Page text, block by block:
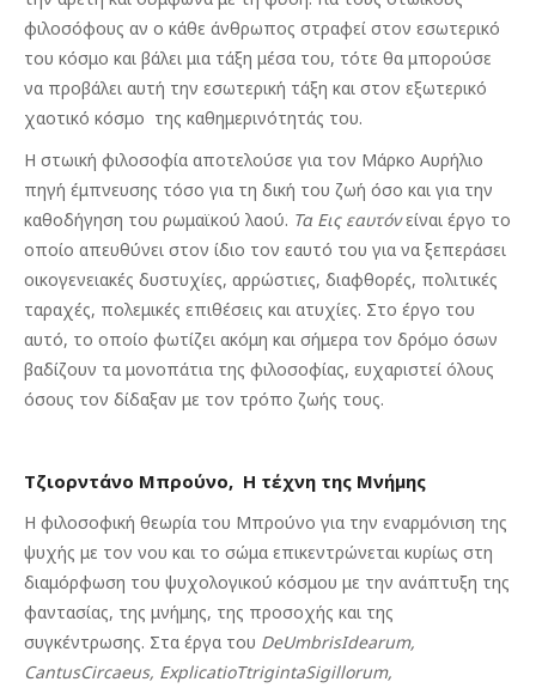
φιλοσόφους αν ο κάθε άνθρωπος στραφεί στον εσωτερικό
του κόσμο και βάλει μια τάξη μέσα του, τότε θα μπορούσε
να προβάλει αυτή την εσωτερική τάξη και στον εξωτερικό
χαοτικό κόσμο της καθημερινότητάς του.
Η στωική φιλοσοφία αποτελούσε για τον Μάρκο Αυρήλιο
πηγή έμπνευσης τόσο για τη δική του ζωή όσο και για την
καθοδήγηση του ρωμαϊκού λαού. Τα Εις εαυτόνείναι έργο το
οποίο απευθύνει στον ίδιο τον εαυτό του για να ξεπεράσει
οικογενειακές δυστυχίες, αρρώστιες, διαφθορές, πολιτικές
ταραχές, πολεμικές επιθέσεις και ατυχίες. Στο έργο του
αυτό, το οποίο φωτίζει ακόμη και σήμερα τον δρόμο όσων
βαδίζουν τα μονοπάτια της φιλοσοφίας, ευχαριστεί όλους
όσους τον δίδαξαν με τον τρόπο ζωής τους.
Τζιορντάνο Μπρούνο, Η τέχνη της Μνήμης
Η φιλοσοφική θεωρία του Μπρούνο για την εναρμόνιση της
ψυχής με τον νου και το σώμα επικεντρώνεται κυρίως στη
διαμόρφωση του ψυχολογικού κόσμου με την ανάπτυξη της
φαντασίας, της μνήμης, της προσοχής και της
συγκέντρωσης. Στα έργα του DeUmbrisIdearum,
CantusCircaeus, ExplicatioTtrigintaSigillorum,